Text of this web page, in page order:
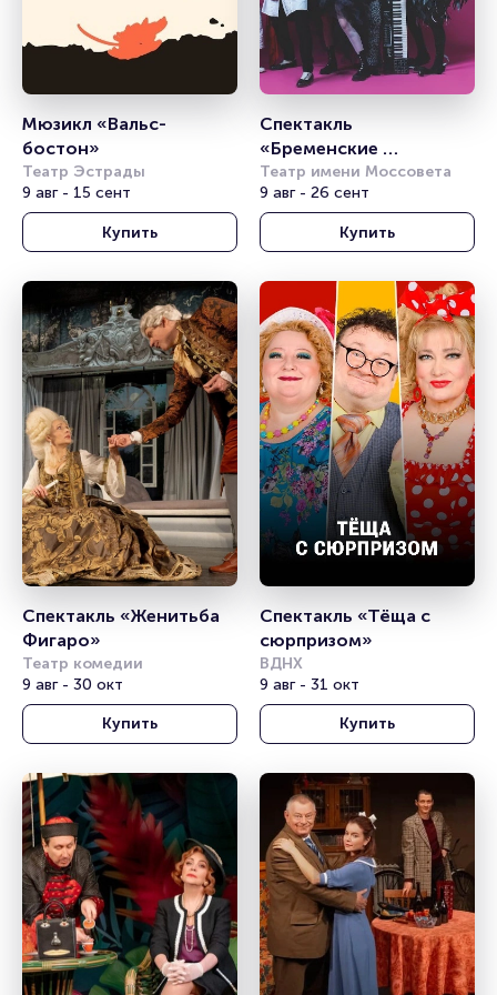
Мюзикл «Вальс-
бостон»
Театр Эстрады
9 авг - 15 сент
Купить
Спектакль
«Бременские
музыканты»
Театр имени Моссовета
9 авг - 26 сент
Купить
Спектакль «Женитьба
Фигаро»
Театр комедии
9 авг - 30 окт
Купить
Спектакль «Тёща с
сюрпризом»
ВДНХ
9 авг - 31 окт
Купить